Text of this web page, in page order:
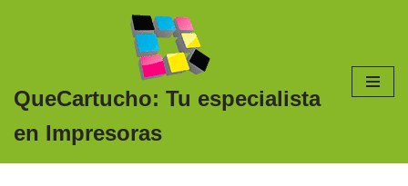
contenido
QueCartucho: Tu especialista
en Impresoras